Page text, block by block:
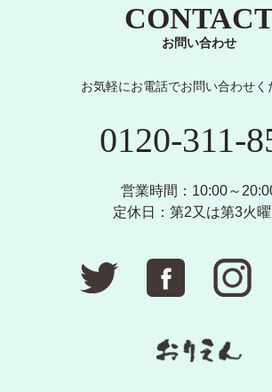
お問い合わせ
お気軽にお電話でお問い合わせく
0120-311-
営業時間：10:00～
定休日：第2又は第3火曜